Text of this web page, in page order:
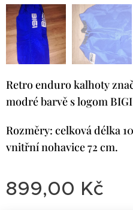
Retro enduro kalhoty
modré barvě s logom
Rozměry: celková délka
vnitřní nohavice 72 cm.
899,00 Kč